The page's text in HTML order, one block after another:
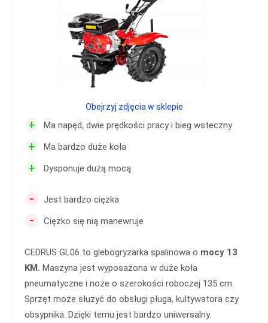
+ Ma napęd, dwie prędkości pracy i bieg wsteczny
+ Ma bardzo duże koła
+ Dysponuje dużą mocą
- Jest bardzo ciężka
- Ciężko się nią manewruje
CEDRUS GL06 to glebogryzarka spalinowa o mocy 13
KM. Maszyna jest wyposażona w duże koła
pneumatyczne i noże o szerokości roboczej 135 cm.
Sprzęt może służyć do obsługi pługa, kultywatora czy
obsypnika. Dzięki temu jest bardzo uniwersalny.
Obejrzyj zdjęcia w sklepie